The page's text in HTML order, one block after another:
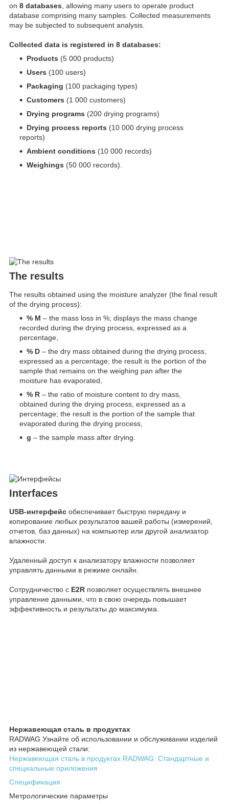
on 8 databases , allowing many users to operate product
database comprising many samples. Collected measurements
may be subjected to subsequent analysis.
Collected data is registered in 8 databases:
Products (5 000 products)
Users (100 users)
Packaging (100 packaging types)
Customers (1 000 customers)
Drying programs (200 drying programs)
Drying process reports (10 000 drying process
reports)
Ambient conditions (10 000 records)
Weighings (50 000 records).
The results
The results obtained using the moisture analyzer (the final result
of the drying process):
% M – the mass loss in %; displays the mass change
recorded during the drying process, expressed as a
percentage,
% D – the dry mass obtained during the drying process,
expressed as a percentage; the result is the portion of the
sample that remains on the weighing pan after the
moisture has evaporated,
% R – the ratio of moisture content to dry mass,
obtained during the drying process, expressed as a
percentage; the result is the portion of the sample that
evaporated during the drying process,
g – the sample mass after drying.
Interfaces
USB-интерфейс обеспечивает быструю передачу и
копирование любых результатов вашей работы (измерений,
отчетов, баз данных) на компьютер или другой анализатор
влажности.
Удаленный доступ к анализатору влажности позволяет
управлять данными в режиме онлайн.
Сотрудничество с E2R позволяет осуществлять внешнее
управление данными, что в свою очередь повышает
эффективность и результаты до максимума.
Нержавеющая сталь в продуктах
RADWAG Узнайте об использовании и обслуживании изделий
из нержавеющей стали:
Нержавеющая сталь в продуктах RADWAG. Стандартные и
специальные приложения
Спецификация
Метрологические параметры